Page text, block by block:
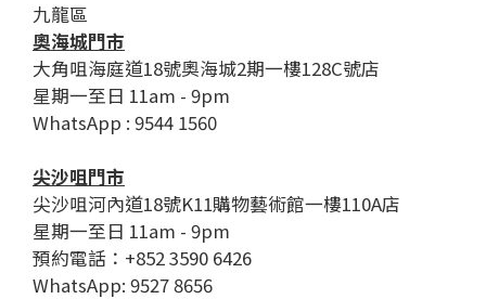
九龍區
奧海城門市
大角咀海庭道18號奧海城2期一樓128C號店
星期一至日 11am - 9pm
WhatsApp : 9544 1560
尖沙咀門市
尖沙咀河內道18號K11購物藝術館一樓110A店
星期一至日 11am - 9pm
預約電話：+852 3590 6426
WhatsApp: 9527 8656